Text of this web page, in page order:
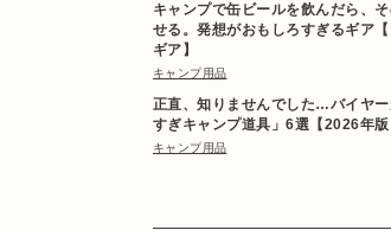
キャンプで缶ビールを飲んだら、
せる。発想がおもしろすぎるギア
ギア】
キャンプ用品
正直、知りませんでした…バイヤ
すぎキャンプ道具」6選【2026年版
キャンプ用品